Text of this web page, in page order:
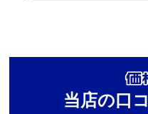
当店の口